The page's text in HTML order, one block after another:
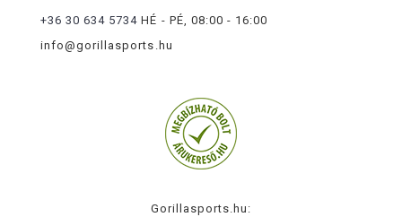
+36 30 634 5734 HÉ - PÉ, 08:00 - 16:00
info@gorillasports.hu
Gorillasports.hu: